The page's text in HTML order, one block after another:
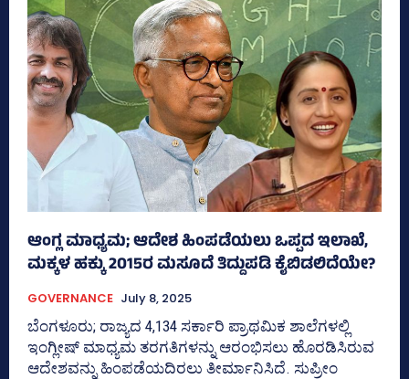
ಆಂಗ್ಲ ಮಾಧ್ಯಮ; ಆದೇಶ ಹಿಂಪಡೆಯಲು ಒಪ್ಪದ ಇಲಾಖೆ,
ಮಕ್ಕಳ ಹಕ್ಕು 2015ರ ಮಸೂದೆ ತಿದ್ದುಪಡಿ ಕೈಬಿಡಲಿದೆಯೇ?
GOVERNANCE July 8, 2025
ಬೆಂಗಳೂರು; ರಾಜ್ಯದ 4,134 ಸರ್ಕಾರಿ ಪ್ರಾಥಮಿಕ ಶಾಲೆಗಳಲ್ಲಿ
ಇಂಗ್ಲೀಷ್‌ ಮಾಧ್ಯಮ ತರಗತಿಗಳನ್ನು ಆರಂಭಿಸಲು ಹೊರಡಿಸಿರುವ
ಆದೇಶವನ್ನು ಹಿಂಪಡೆಯದಿರಲು ತೀರ್ಮಾನಿಸಿದೆ. ಸುಪ್ರೀಂ